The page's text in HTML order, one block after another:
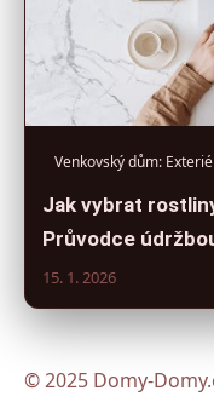
Venkovský dům:
Jak vybrat
Průvodce
15. 1. 2026
© 2025 Domy-